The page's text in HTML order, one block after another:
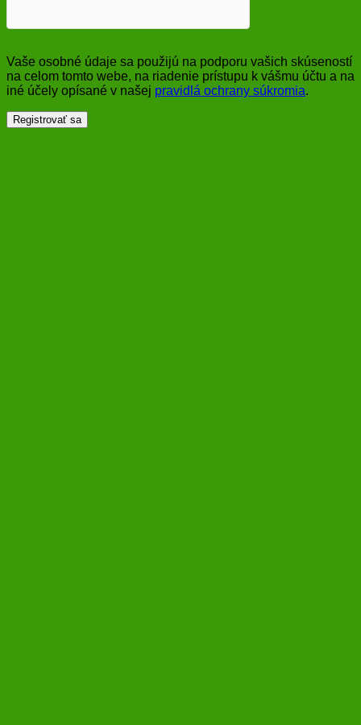
Vaše osobné údaje sa použijú na podporu vašich skúseností
na celom tomto webe, na riadenie prístupu k vášmu účtu a na
iné účely opísané v našej pravidlá ochrany súkromia.
Registrovať sa